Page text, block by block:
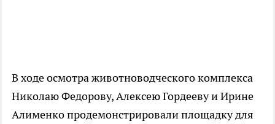
В ходе осмотра животноводческого комплекса
Николаю Федорову, Алексею Гордееву и Ирине
Алименко продемонстрировали площадку для